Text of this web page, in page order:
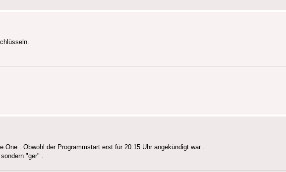
. Obwohl der Programmstart erst für 20:15 Uhr angekündigt war .
"ger" .